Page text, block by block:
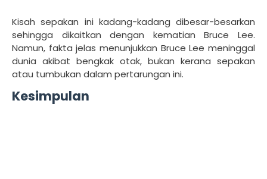
Kisah sepakan ini kadang-kadang dibesar-besarkan
sehingga dikaitkan dengan kematian Bruce Lee.
Namun, fakta jelas menunjukkan Bruce Lee meninggal
dunia akibat bengkak otak, bukan kerana sepakan
atau tumbukan dalam pertarungan ini.
Kesimpulan